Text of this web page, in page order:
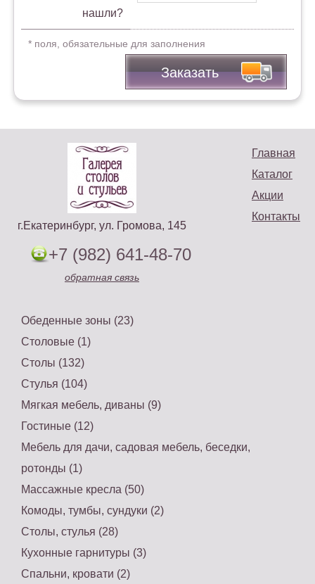
нашли?
* поля, обязательные для заполнения
Заказать
Главная
Каталог
Акции
Контакты
г.Екатеринбург, ул. Громова, 145
+7 (982) 641-48-70
обратная связь
Обеденные зоны (23)
Столовые (1)
Столы (132)
Стулья (104)
Мягкая мебель, диваны (9)
Гостиные (12)
Мебель для дачи, садовая мебель, беседки,
ротонды (1)
Массажные кресла (50)
Комоды, тумбы, сундуки (2)
Столы, стулья (28)
Кухонные гарнитуры (3)
Спальни, кровати (2)